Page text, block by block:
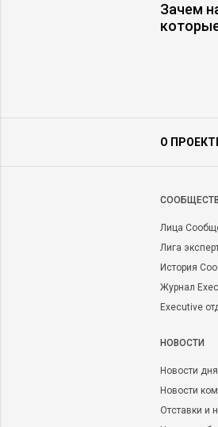
Зачем
О
Лица
Лига
История
Журнал
Executive
НОВОСТИ
Новости дня
Новости
Отставки и